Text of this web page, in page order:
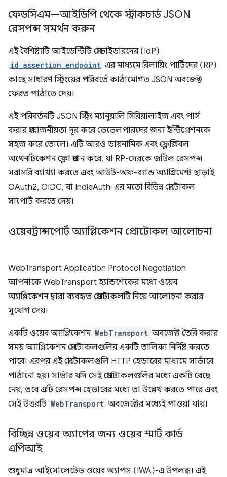
ফেডসিএম—আইডিপি থেকে স্ট্রাকচার্ড JSON
রেসপন্স সমর্থন করুন
এই বৈশিষ্ট্যটি আইডেন্টিটি প্রোভাইডারদের (IdP)
id_assertion_endpoint এর মাধ্যমে রিলায়িং পার্টিদের (RP)
কাছে সাধারণ স্ট্রিংয়ের পরিবর্তে কাঠামোগত JSON অবজেক্ট
ফেরত পাঠাতে দেয়।
এই পরিবর্তনটি JSON স্ট্রিং ম্যানুয়ালি সিরিয়ালাইজ এবং পার্স
করার প্রয়োজনীয়তা দূর করে ডেভেলপারদের জন্য ইন্টিগ্রেশনকে
সহজ করে তোলে। এটি আরও ডায়নামিক এবং ফ্লেক্সিবল
অথেনটিকেশন ফ্লো প্রদান করে, যা RP-দেরকে জটিল রেসপন্স
সরাসরি ব্যাখ্যা করতে এবং আউট-অফ-ব্যান্ড অ্যাগ্রিমেন্ট ছাড়াই
OAuth2, OIDC, বা IndieAuth-এর মতো বিভিন্ন প্রোটোকল
সাপোর্ট করতে দেয়।
ওয়েবট্রান্সপোর্ট অ্যাপ্লিকেশন প্রোটোকল আলোচনা
WebTransport Application Protocol Negotiation
আপনাকে WebTransport হ্যান্ডশেকের মধ্যে ওয়েব
অ্যাপ্লিকেশন দ্বারা ব্যবহৃত প্রোটোকলটি নিয়ে আলোচনা করার
সুযোগ দেয়।
একটি ওয়েব অ্যাপ্লিকেশন WebTransport অবজেক্ট তৈরি করার
সময় অ্যাপ্লিকেশন প্রোটোকলগুলির একটি তালিকা নির্দিষ্ট করতে
পারে। এরপর এই প্রোটোকলগুলি HTTP হেডারের মাধ্যমে সার্ভারে
পাঠানো হয়। সার্ভার যদি সেই প্রোটোকলগুলির মধ্যে একটি বেছে
নেয়, তবে এটি রেসপন্স হেডারের মধ্যে তা উল্লেখ করতে পারে এবং
সেই উত্তরটি WebTransport অবজেক্টের মধ্যেই পাওয়া যায়।
বিচ্ছিন্ন ওয়েব অ্যাপের জন্য ওয়েব স্মার্ট কার্ড
এপিআই
শুধুমাত্র আইসোলেটেড ওয়েব অ্যাপস (IWA)-এ উপলব্ধ। এই